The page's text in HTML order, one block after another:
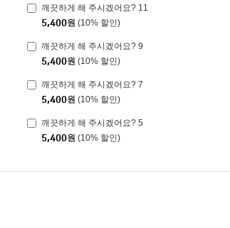
깨끗하게 해 주시겠어요? 11
5,400원 (10% 할인)
깨끗하게 해 주시겠어요? 9
5,400원 (10% 할인)
깨끗하게 해 주시겠어요? 7
5,400원 (10% 할인)
깨끗하게 해 주시겠어요? 5
5,400원 (10% 할인)